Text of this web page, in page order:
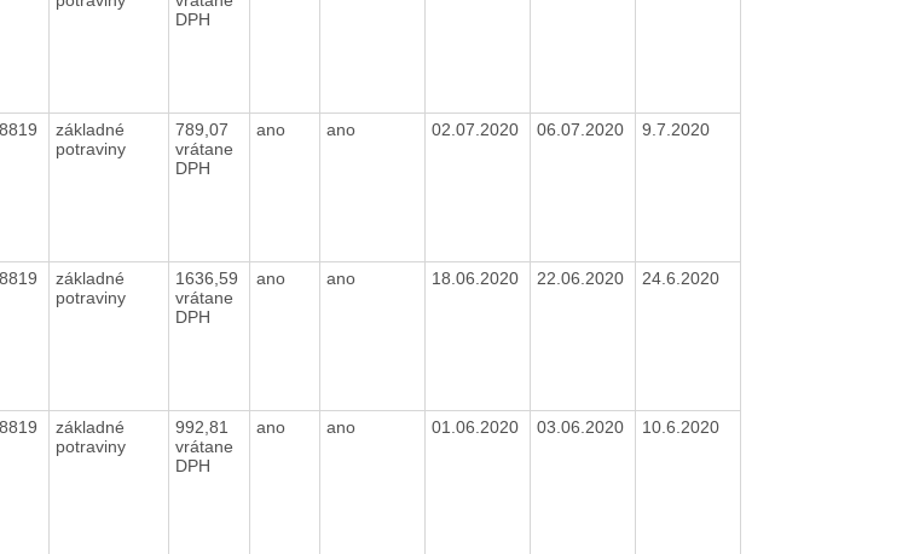
DPH
základné
potraviny
789,07
vrátane
DPH
ano ano 02.07.2020 06.07.2020 9.7.2020
základné
potraviny
1636,59
vrátane
DPH
ano ano 18.06.2020 22.06.2020 24.6.2020
základné
potraviny
992,81
vrátane
DPH
ano ano 01.06.2020 03.06.2020 10.6.2020